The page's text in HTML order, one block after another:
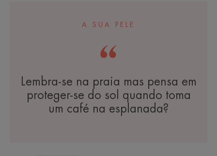
A SUA PELE
Lembra-se na praia mas pensa em
proteger-se do sol quando toma
um café na esplanada?